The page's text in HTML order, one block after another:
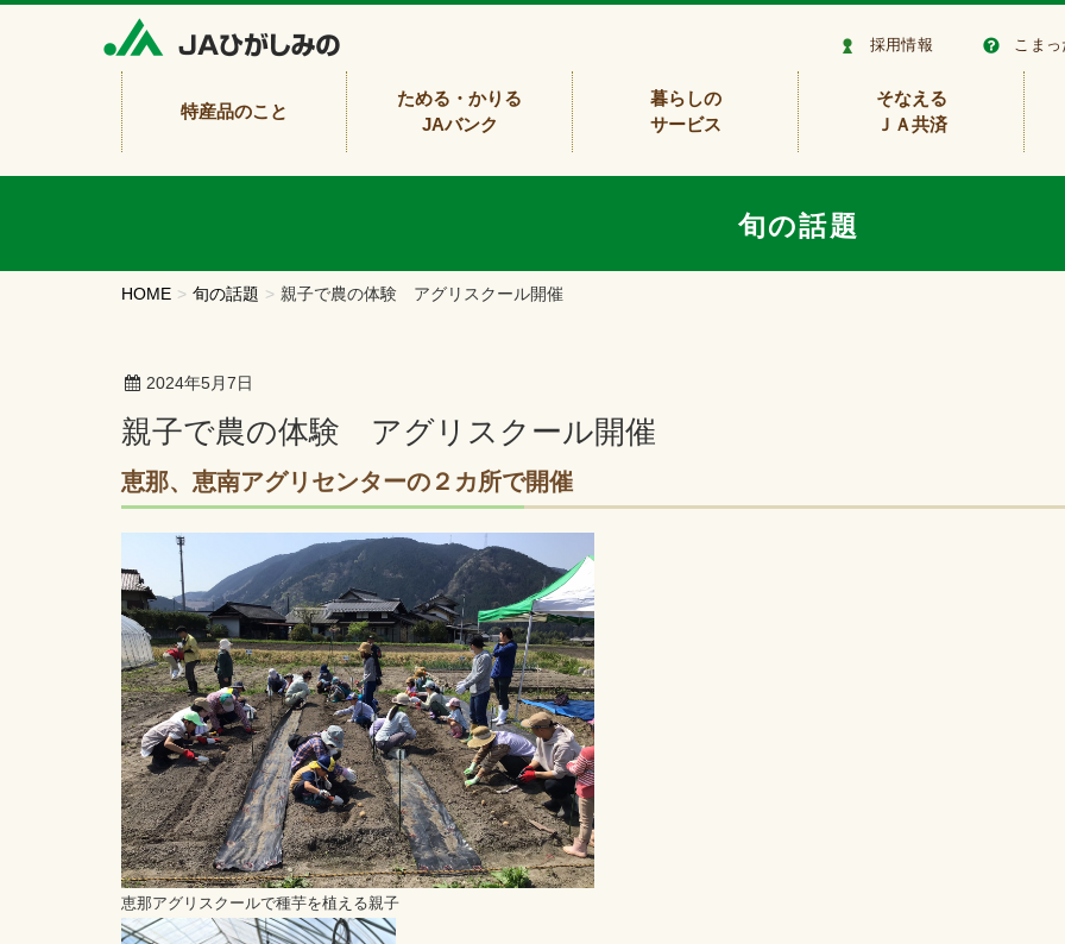
採用情報 こま
特産品のこと
ためる・かりる
JAバンク
暮らしの
サービス
そなえる
ＪＡ共済
旬の話題
HOME 旬の話題 親子で農の体験 アグリスクール開催
2024年5月7日
親子で農の体験 アグリスクール開催
恵那、恵南アグリセンターの２カ所で開催
恵那アグリスクールで種芋を植える親子